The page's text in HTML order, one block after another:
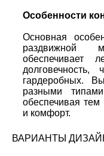
Особенности
Основная
раздвижной
обеспечивает
долговечность,
гардеробных.
разными
обеспечивая
и комфорт.
ВАРИАНТЫ